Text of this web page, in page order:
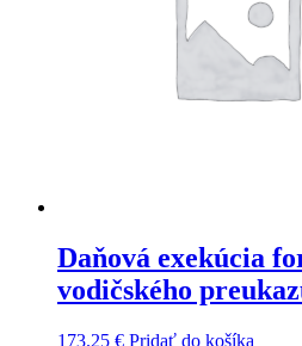
Daňová exekúcia
vodičského
173.25 € Pridať do košíka